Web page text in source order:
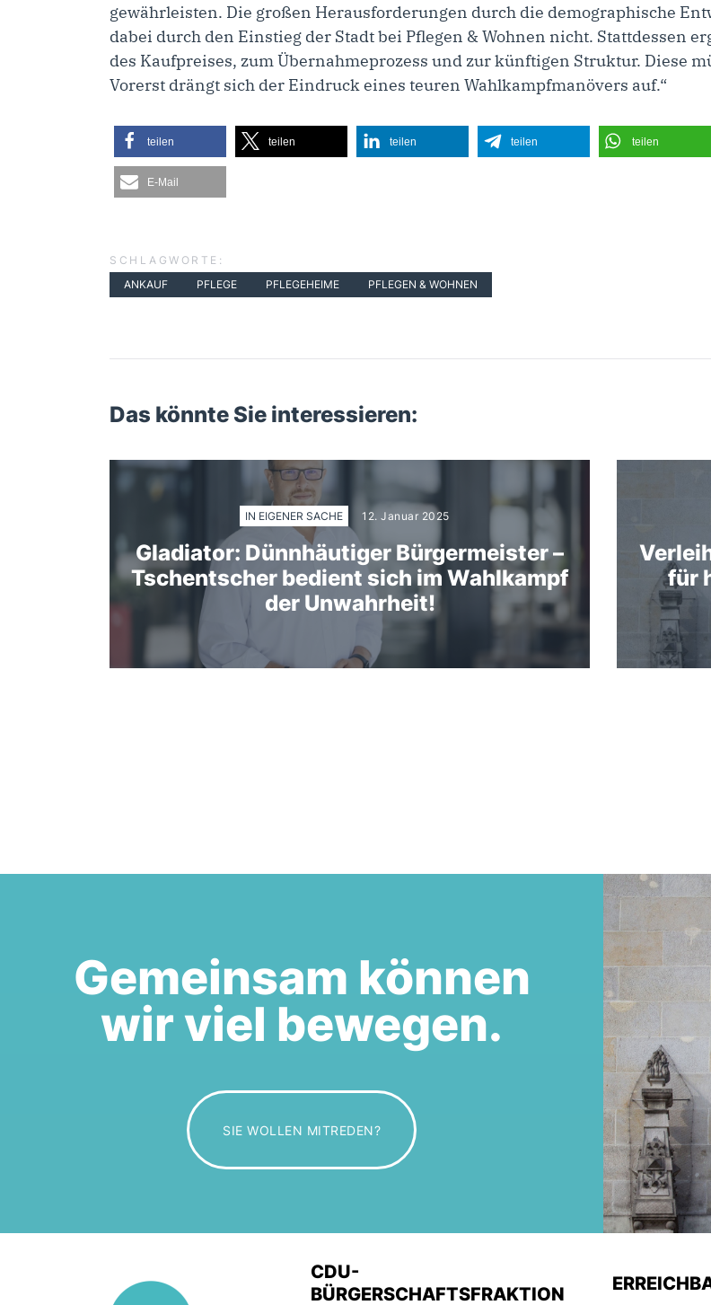
gewährleisten. Die großen Herausforderungen durch die demographische
dabei durch den Einstieg der Stadt bei Pflegen & Wohnen nicht. Stattdessen
des Kaufpreises, zum Übernahmeprozess und zur künftigen Struktur. Diese
Vorerst drängt sich der Eindruck eines teuren Wahlkampfmanövers auf.“
teilen teilen teilen teilen teilen
E-Mail
SCHLAGWORTE:
ANKAUF
PFLEGE PFLEGEHEIME PFLEGEN & WOHNEN
Das könnte Sie interessieren:
IN EIGENER SACHE 12. Januar 2025
Gladiator: Dünnhäutiger Bürgermeister –
Tschentscher bedient sich im Wahlkampf
der Unwahrheit!
für
Gemeinsam können
wir viel bewegen.
SIE WOLLEN MITREDEN?
CDU-
BÜRGERSCHAFTSFRAKTION